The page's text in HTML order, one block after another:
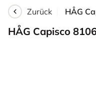
Zurück
HÅG Capisco